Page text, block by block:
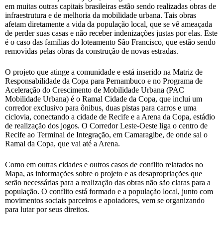
em muitas outras capitais brasileiras estão sendo realizadas obras de
infraestrutura e de melhoria da mobilidade urbana. Tais obras
afetam diretamente a vida da população local, que se vê ameaçada
de perder suas casas e não receber indenizações justas por elas. Este
é o caso das famílias do loteamento São Francisco, que estão sendo
removidas pelas obras da construção de novas estradas.
O projeto que atinge a comunidade e está inserido na Matriz de
Responsabilidade da Copa para Pernambuco e no Programa de
Aceleração do Crescimento de Mobilidade Urbana (PAC
Mobilidade Urbana) é o Ramal Cidade da Copa, que inclui um
corredor exclusivo para ônibus, duas pistas para carros e uma
ciclovia, conectando a cidade de Recife e a Arena da Copa, estádio
de realização dos jogos. O Corredor Leste-Oeste liga o centro de
Recife ao Terminal de Integração, em Camaragibe, de onde sai o
Ramal da Copa, que vai até a Arena.
Como em outras cidades e outros casos de conflito relatados no
Mapa, as informações sobre o projeto e as desapropriações que
serão necessárias para a realização das obras não são claras para a
população. O conflito está formado e a população local, junto com
movimentos sociais parceiros e apoiadores, vem se organizando
para lutar por seus direitos.